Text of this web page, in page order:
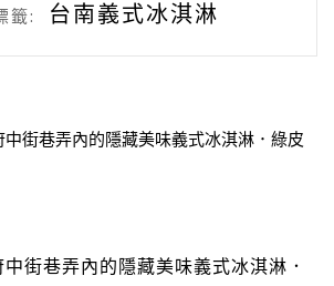
籤: 台南義式冰淇淋
街巷弄內的隱藏美味義式冰淇淋．